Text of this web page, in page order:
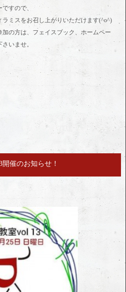
すので、
ミスをお召し上がりいただけます(^o^)
の方は、フェイスブック、ホームペー
いませ。
催のお知らせ！